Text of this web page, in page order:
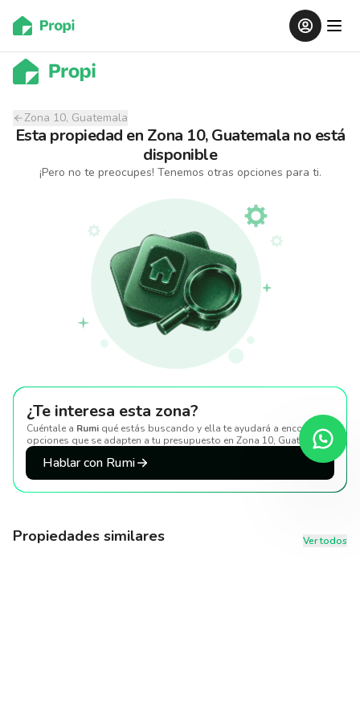
Zona 10, Guatemala
Esta propiedad en Zona 10, Guatemala no está
disponible
¡Pero no te preocupes! Tenemos otras opciones para ti.
¿Te interesa esta zona?
Cuéntale a Rumi qué estás buscando y ella te ayudará a encontrar
opciones que se adapten a tu presupuesto en Zona 10, Guatemala.
Hablar con Rumi
Propiedades similares Ver todos